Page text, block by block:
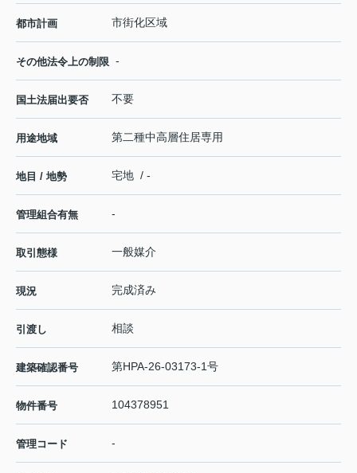
都市計画 市街化区域
その他法令上の制限 -
国土法届出要否 不要
用途地域 第二種中高層住居専用
地目 / 地勢 宅地 / -
管理組合有無 -
取引態様 一般媒介
現況 完成済み
引渡し 相談
建築確認番号 第HPA-26-03173-1号
物件番号 104378951
管理コード -